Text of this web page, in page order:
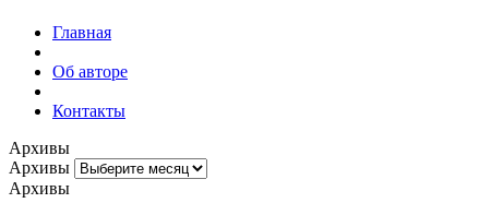
Главная
Об авторе
Контакты
Архивы
Архивы
Архивы